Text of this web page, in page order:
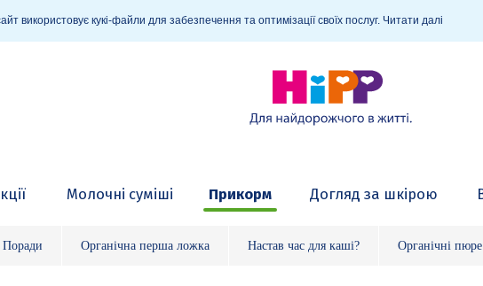
використовує кукі-файли для забезпечення та оптимізації своїх послуг. Читати далі
Молочні суміші Прикорм Догляд за шкірою
Поради Органічна перша ложка Настав час для каші? Органічні